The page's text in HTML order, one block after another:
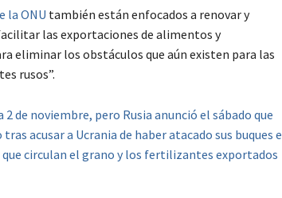
la ONU también están enfocados a renovar y
las exportaciones de alimentos y
eliminar los obstáculos que aún existen para las
rusos”.
de noviembre, pero Rusia anunció el sábado que
acusar a Ucrania de haber atacado sus buques e
circulan el grano y los fertilizantes exportados